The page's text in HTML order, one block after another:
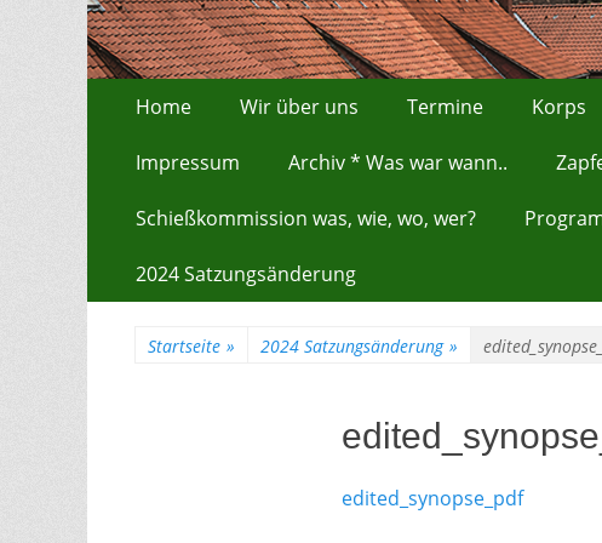
Erstes Menü
Inhalt:
Home Wir über uns Termine Korps
Impressum Archiv * Was war wann..
Schießkommission was, wie, wo, wer?
2024 Satzungsänderung
Startseite » 2024 Satzungsänderung »
edited_synopse_pdf